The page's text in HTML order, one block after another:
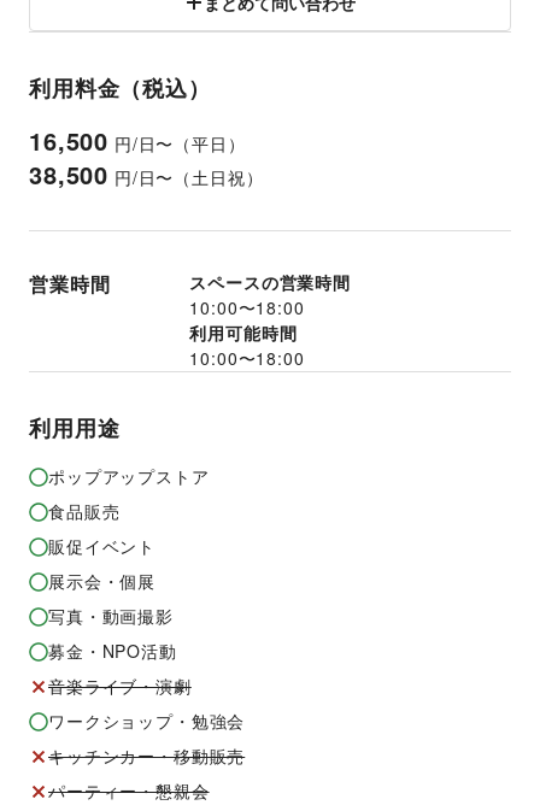
利用料金（税込）
16,500 円/日〜（平日）
38,500 円/日〜（土日祝）
営業時間
スペースの営業時間
10:00〜18:00
利用可能時間
10:00〜18:00
利用用途
ポップアップストア
食品販売
販促イベント
展示会・個展
写真・動画撮影
募金・NPO活動
音楽ライブ・演劇
ワークショップ・勉強会
キッチンカー・移動販売
パーティー・懇親会